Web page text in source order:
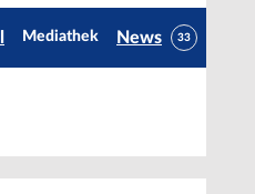
Mediathek News 33